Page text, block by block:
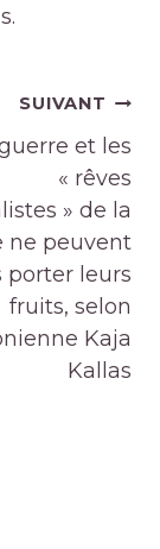
SUIVANT
et les
« rêves
» de la
ne peuvent
porter leurs
fruits, selon
Kaja
Kallas